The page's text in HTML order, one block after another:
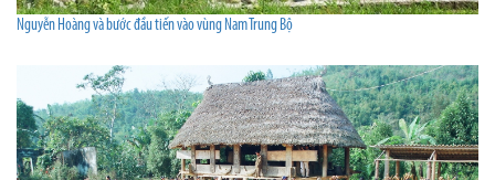
Nguyễn Hoàng và bước đầu tiến vào vùng Nam Trung Bộ